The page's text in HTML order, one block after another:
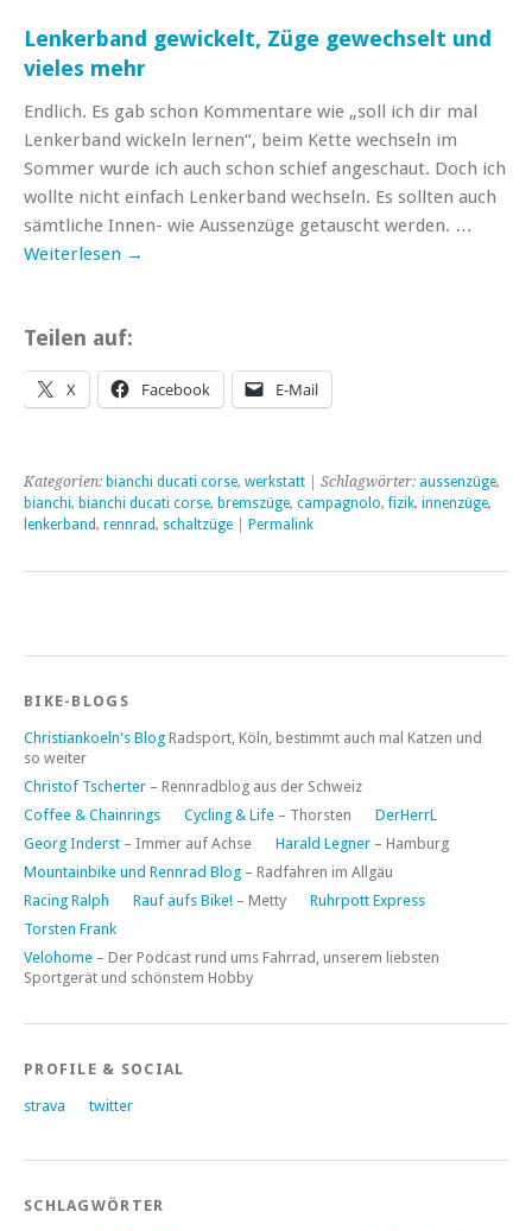
Lenkerband gewickelt, Züge gewechselt und
vieles mehr
Endlich. Es gab schon Kommentare wie „soll ich dir mal
Lenkerband wickeln lernen“, beim Kette wechseln im
Sommer wurde ich auch schon schief angeschaut. Doch ich
wollte nicht einfach Lenkerband wechseln. Es sollten auch
sämtliche Innen- wie Aussenzüge getauscht werden. …
Weiterlesen →
Teilen auf:
X Facebook E-Mail
Kategorien: bianchi ducati corse, werkstatt | Schlagwörter: aussenzüge,
bianchi, bianchi ducati corse, bremszüge, campagnolo,fizik, innenzüge,
lenkerband, rennrad, schaltzüge Permalink
BIKE-BLOGS
Christiankoeln's Blog Radsport, Köln, bestimmt auch mal Katzen und
so weiter
Christof Tscherter – Rennradblog aus der Schweiz
Coffee & Chainrings
Cycling & Life – Thorsten
DerHerrL
Georg Inderst – Immer auf Achse Harald Legner – Hamburg
Mountainbike und Rennrad Blog – Radfahren im Allgäu
Racing Ralph
Rauf aufs Bike! – Metty
Ruhrpott Express
Torsten Frank
Velohome – Der Podcast rund ums Fahrrad, unserem liebsten
Sportgerät und schönstem Hobby
PROFILE & SOCIAL
strava twitter
SCHLAGWÖRTER